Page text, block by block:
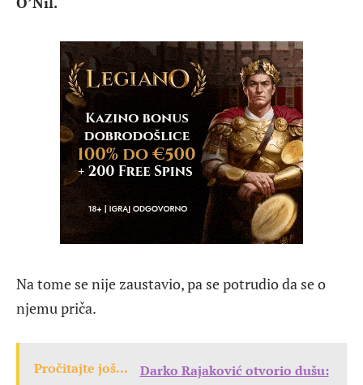
Na tome se nije zaustavio, pa se potrudio da se o
njemu priča.
Pročitajte još... Darko Rajaković otvorio dušu: